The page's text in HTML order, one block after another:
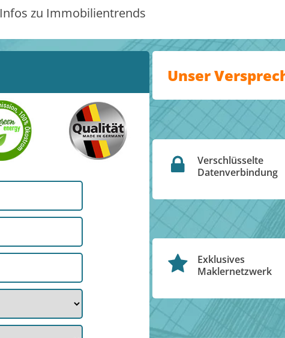
Infos zu Immobilientrends
Unser
Verschlüsselte
Datenverbindung
Exklusives
Maklernetzwerk